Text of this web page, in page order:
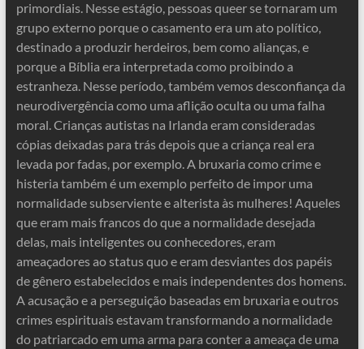
primordiais. Nesse estágio, pessoas queer se tornaram um
grupo externo porque o casamento era um ato político,
destinado a produzir herdeiros, bem como alianças, e
porque a Bíblia era interpretada como proibindo a
estranheza. Nesse período, também vemos desconfiança da
neurodivergência como uma aflição oculta ou uma falha
moral. Crianças autistas na Irlanda eram consideradas
cópias deixadas para trás depois que a criança real era
levada por fadas, por exemplo. A bruxaria como crime e
histeria também é um exemplo perfeito de impor uma
normalidade subserviente e alterista às mulheres! Aqueles
que eram mais francos do que a normalidade desejada
delas, mais inteligentes ou conhecedores, eram
ameaçadores ao status quo e eram desviantes dos papéis
de gênero estabelecidos e mais independentes dos homens.
A acusação e a perseguição baseadas em bruxaria e outros
crimes espirituais estavam transformando a normalidade
do patriarcado em uma arma para conter a ameaça de uma